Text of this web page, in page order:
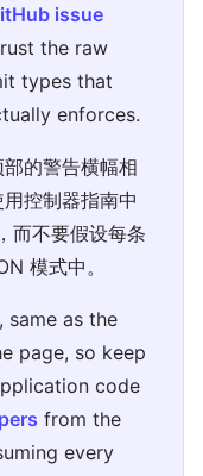
issue
the raw
types that
enforces.
的警告横幅相
控制器指南中
而不要假设每条
模式中。
same as the
page, so keep
code
from the
every